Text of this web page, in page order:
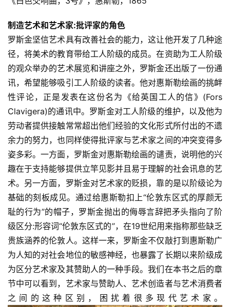
制造艺术和艺术家:批评家的角色
罗斯金坚信艺术具有改善社会的能力，这让他开发了几种途
径，将美术的教育带给工人阶级的成员。在资助为工人阶级
的观众举办的艺术展览和讲座之外，罗斯金还出版了一份通
讯，希望能够吸引工人阶级的读者。他对惠斯勒绘画的挑衅
性评论，正是发表在这份名为《给英国工人的信》(Fors
Clavigera)的通讯中。罗斯金对工人阶级的维护，以及他为
劳动者提供接触常常超出他们经验的文化形式所付出的不遗
余力的努力，也同样使得批评家与艺术家之间的冲突变得多
姿多彩。一方面，罗斯金对惠斯勒绘画的谴责，说明他的兴
趣在于支持能够提供立竿见影并且易于理解的社会讯息的艺
术。另一方面，罗斯金对艺术家的贬损，靠的是以阶级论为
基础的刻板成见。通过给惠斯勒扣上“伦敦东区式的厚颜无
耻的行为”的帽子，罗斯金抛出的侮辱言辞把矛头指向了阶
级区分:形容词“伦敦东区式的”，在19世纪用来指称那些缺乏
贵族涵养的伦敦人。这样一来，罗斯金不仅敲打到惠斯勒广
为人知的对社会地位的敏感神经，也暴露了长期以来阶级成
为区分艺术家及其赞助人的一种手段。我们在本书之后的章
节中可以看到，艺术家与赞助人、艺术创造者与艺术消费者
之间的这种区别，困扰着很多现代艺术家。